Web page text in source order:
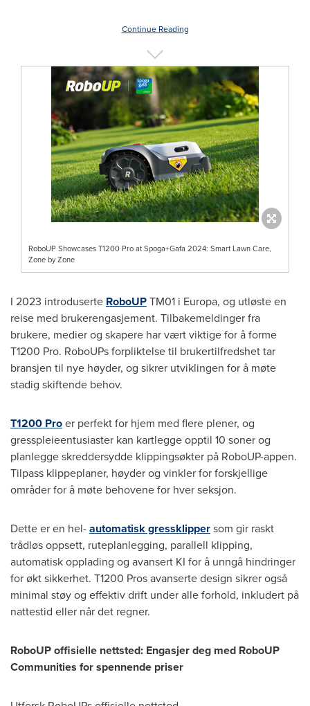
Continue Reading
RoboUP Showcases T1200 Pro at Spoga+Gafa 2024: Smart Lawn Care,
Zone by Zone
I 2023 introduserte RoboUPTM01 i Europa, og utløste en
reise med brukerengasjement. Tilbakemeldinger fra
brukere, medier og skapere har vært viktige for å forme
T1200 Pro. RoboUPs forpliktelse til brukertilfredshet tar
bransjen til nye høyder, og sikrer utviklingen for å møte
stadig skiftende behov.
T1200 Proer perfekt for hjem med flere plener, og
gresspleieentusiaster kan kartlegge opptil 10 soner og
planlegge skreddersydde klippingsøkter på RoboUP-appen.
Tilpass klippeplaner, høyder og vinkler for forskjellige
områder for å møte behovene for hver seksjon.
Dette er en hel-automatisk gressklippersom gir raskt
trådløs oppsett, ruteplanlegging, parallell klipping,
automatisk opplading og avansert KI for å unngå hindringer
for økt sikkerhet. T1200 Pros avanserte design sikrer også
minimal støy og effektiv drift under alle forhold, inkludert på
nattestid eller når det regner.
RoboUP offisielle nettsted: Engasjer deg med RoboUP
Communities for spennende priser